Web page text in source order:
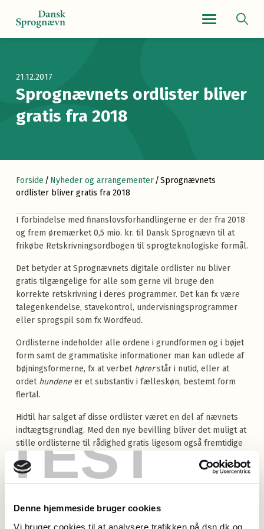
TEST
Denne hjemmeside bruger cookies
Vi bruger cookies til at analysere trafikken på dsn.dk og
Navigationsmenu
21.12.2017
Sprognævnets ordlister bliver
gratis fra 2018
Forside / Nyheder og arrangementer/Sprognævnets
ordlister bliver gratis fra 2018
I forbindelse med finanslovsforhandlingerne er der fra 2018
og frem øremærket 0,5 mio. kr. til Dansk Sprognævn til at
frikøbe Retskrivningsordbogen til sprogteknologiske formål.
Det betyder at Sprognævnets digitale ordlister nu bliver
gratis tilgængelige for alle som gerne vil bruge den
korrekte retskrivning i deres programmer. Det kan fx være
talegenkendelse, stavekontrol, undervisningsprogrammer
eller sprogspil som fx Wordfeud.
Ordlisterne indeholder alle ordene i grundformen og i bøjet
form samt de grammatiske informationer man kan udlede af
bøjningsformerne, fx at verbet hørerstår i nutid, eller at
ordet hundeneer et substantiv i fælleskøn, bestemt form
flertal.
Hidtil har salget af disse ordlister været en del af nævnets
indtægtsgrundlag. Med den nye bevilling bliver det muligt at
stille ordlisterne til rådighed gratis ligesom også fremtidige
forbedringer af ordbogens indhold vil være frit tilgængelige.
Frikøbet gælder kun ordlisterne og ikke selve
man fortsat skulle indgå en licensaftale for at sælge